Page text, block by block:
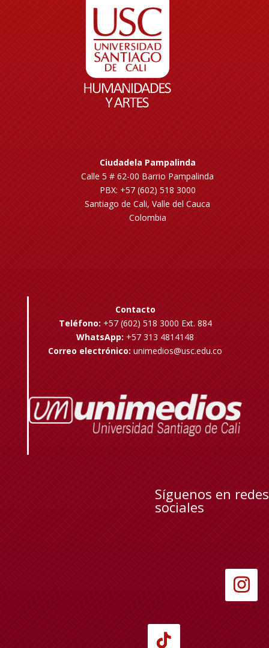
Ciudadela Pampalinda
Calle 5 # 62-00 Barrio Pampalinda
PBX: +57 (602) 518 3000
Santiago de Cali, Valle del Cauca
Colombia
Contacto
Teléfono: +57 (602) 518 3000 Ext. 884
WhatsApp: +57 313 4814148
Correo electrónico: unimedios@usc.edu.co
Síguenos en redes
sociales